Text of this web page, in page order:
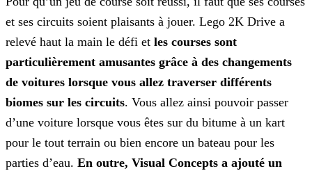
et ses circuits soient plaisants à jouer. Lego 2K Drive a
relevé haut la main le défi et les courses sont
particulièrement amusantes grâce à des changements
de voitures lorsque vous allez traverser différents
biomes sur les circuits. Vous allez ainsi pouvoir passer
d’une voiture lorsque vous êtes sur du bitume à un kart
pour le tout terrain ou bien encore un bateau pour les
parties d’eau. En outre, Visual Concepts a ajouté un